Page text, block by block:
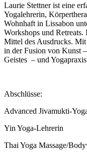
Laurie Stettner ist eine
Yogalehrerin,
Wohnhaft in Lissabon
Workshops und
Mittel des Ausdrucks.
in der Fusion von Kunst
Geistes – und
Abschlüsse:
Advanced Jivamukti-
Yin Yoga-Lehrerin
Thai Yoga Massage/